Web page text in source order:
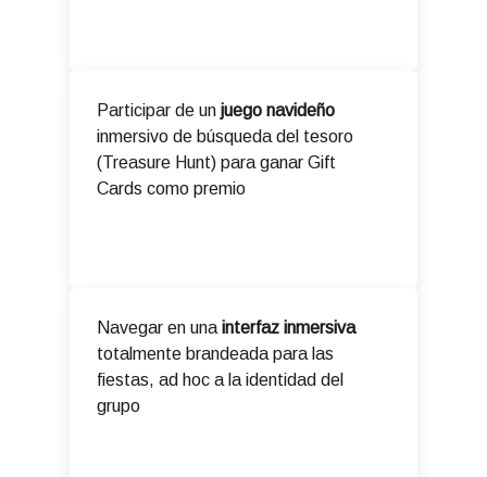
Participar de unjuego navideño
inmersivo de búsqueda del tesoro
(Treasure Hunt) para ganar Gift
Cards como premio
Navegar en unainterfaz inmersiva
totalmente brandeada para las
fiestas, ad hoc a la identidad del
grupo